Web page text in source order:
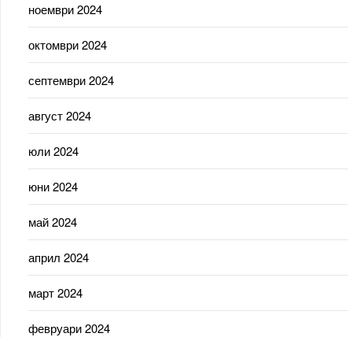
ноември 2024
октомври 2024
септември 2024
август 2024
юли 2024
юни 2024
май 2024
април 2024
март 2024
февруари 2024